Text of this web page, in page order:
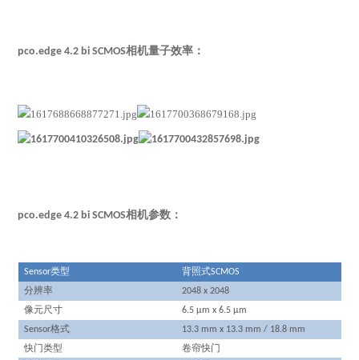
pco.edge 4.2 bi SCMOS相机量子效率：
pco.edge 4.2 bi SCMOS相机参数：
Sensor类型 背照式SCMOS
分辨率 2048 x 2048
像元尺寸
6.5 µm x 6.5 µm
Sensor格式 13.3 mm x 13.3 mm / 18.8 mm
快门类型
卷帘快门